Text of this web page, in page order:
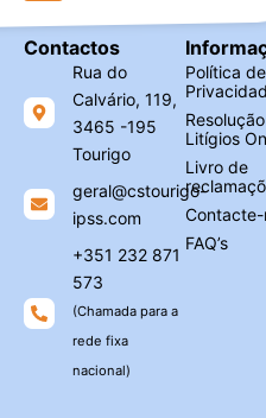
Contactos
Rua do
Calvário, 119,
3465 -195
Tourigo
geral@cstourigo-
ipss.com
+351 232 871
573
(Chamada para a
rede fixa
nacional)
Política de
Litígios
Livro de
Contacte-
FAQ’s